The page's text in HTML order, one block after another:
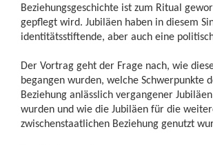
Beziehungsgeschichte ist zum Ritual
gepflegt wird. Jubiläen haben in diesem
identitätsstiftende, aber auch eine
Der Vortrag geht der Frage nach, wie
begangen wurden, welche Schwerpunkte
Beziehung anlässlich vergangener
wurden und wie die Jubiläen für die
zwischenstaatlichen Beziehung genutzt